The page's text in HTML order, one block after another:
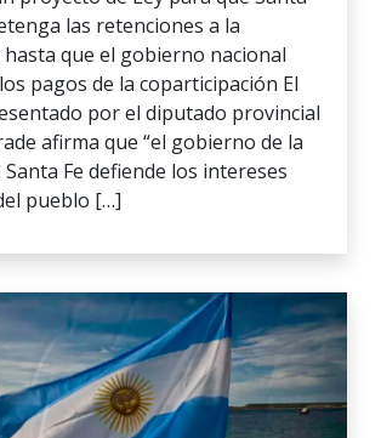
las retenciones a la
que el gobierno nacional
pagos de la coparticipación El
por el diputado provincial
afirma que “el gobierno de la
Fe defiende los intereses
pueblo […]